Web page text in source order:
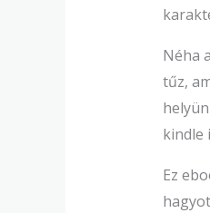
Néha
tűz,
kindle
Ez